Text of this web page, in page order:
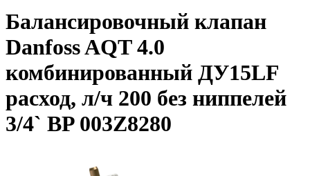
Балансировочный клапан
Danfoss AQT 4.0
комбинированный ДУ15LF
расход, л/ч 200 без ниппелей
3/4` BP 003Z8280